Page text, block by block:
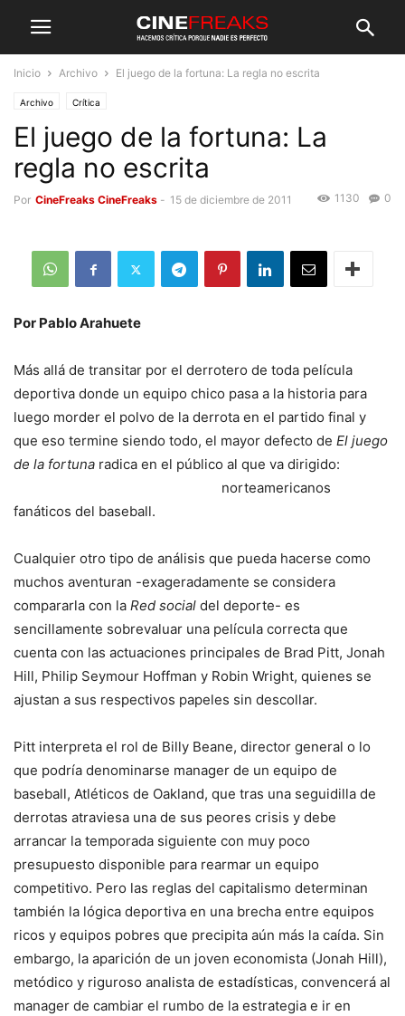
Inicio Archivo El juego de la fortuna: La regla no escrita
Archivo Crítica
El juego de la fortuna: La
regla no escrita
Por CineFreaks CineFreaks - 15 de diciembre de 2011 0
1130
Por Pablo Arahuete
Más allá de transitar por el derrotero de toda película
deportiva donde un equipo chico pasa a la historia para
luego morder el polvo de la derrota en el partido final y
que eso termine siendo todo, el mayor defecto de El juego
de la fortuna radica en el público al que va dirigido:
norteamericanos
fanáticos del baseball.
Cualquier otro tipo de análisis que pueda hacerse como
muchos aventuran -exageradamente se considera
compararla con la Red social del deporte- es
sencillamente sobrevaluar una película correcta que
cuenta con las actuaciones principales de Brad Pitt, Jonah
Hill, Philip Seymour Hoffman y Robin Wright, quienes se
ajustan a sus respectivos papeles sin descollar.
Pitt interpreta el rol de Billy Beane, director general o lo
que podría denominarse manager de un equipo de
baseball, Atléticos de Oakland, que tras una seguidilla de
derrotas atraviesa una de sus peores crisis y debe
arrancar la temporada siguiente con muy poco
presupuesto disponible para rearmar un equipo
competitivo. Pero las reglas del capitalismo determinan
también la lógica deportiva en una brecha entre equipos
ricos y equipos pobres que precipita aún más la caída. Sin
embargo, la aparición de un joven economista (Jonah Hill),
metódico y riguroso analista de estadísticas, convencerá al
manager de cambiar el rumbo de la estrategia e ir en